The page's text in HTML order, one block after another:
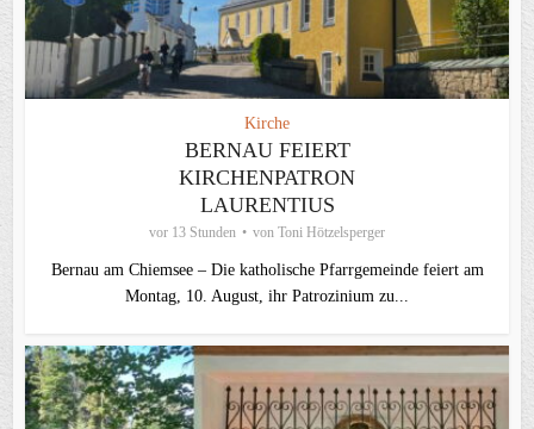
Kirche
BERNAU FEIERT
KIRCHENPATRON
LAURENTIUS
vor 13 Stunden von Toni Hötzelsperger
Bernau am Chiemsee – Die katholische Pfarrgemeinde feiert am
Montag, 10. August, ihr Patrozinium zu...